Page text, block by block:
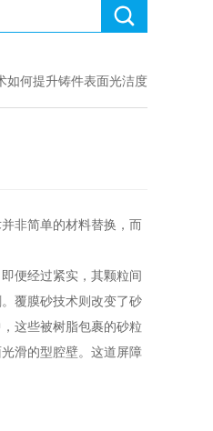
如何提升铸件表面光洁度
非简单的材料替换，而
便经过紧实，其颗粒间
覆膜砂技术则改变了砂
这些被树脂包裹的砂粒
滑的型腔壁。这道屏障